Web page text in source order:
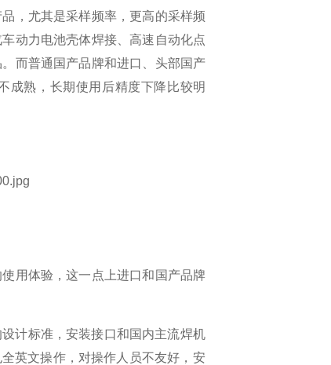
，尤其是采样频率，更高的采样频
动力电池壳体焊接、高速自动化点
而普通国产品牌和进口、头部国产
成熟，长期使用后精度下降比较明
用体验，这一点上进口和国产品牌
计标准，安装接口和国内主流焊机型号往
英文操作，对操作人员不友好，安装调试